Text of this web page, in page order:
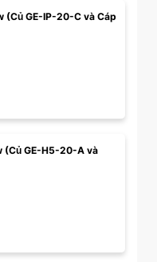
(Củ GE-IP-20-C và Cáp
(Củ GE-H5-20-A và